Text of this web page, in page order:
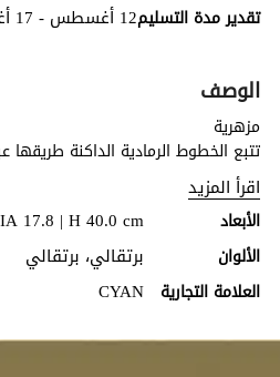
تقدير مدة التسليم12 أغسطس - 17 أغسطس
الوصف
مزهرية
تتبع الخطوط الرمادية الداكنة
الزجاجة، بينما تتم إضافة طبقة من
قاعدة زجاجية باللون الرمادي الفاتح.
الطويل بواسطة حرفيين يعملان معًا
يجمع بين اللون والحرفية، بحيث يتميز
فني خاص. تتوفر بثلاثة أحجام مختلفة.
اقرأ المزيد
الأبعاد 17.8 | H 40.0 cm
الألوان برتقالي، برتقالي
العلامة التجارية CYAN